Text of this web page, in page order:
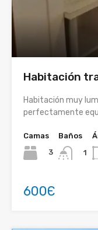
Habitación
Habitación muy
perfectamente
Camas
3
Baños
1
600Є